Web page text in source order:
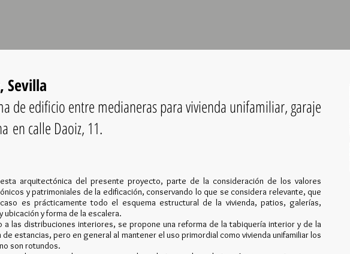
Sevilla
de edificio entre medianeras para vivienda unifamiliar, garaje
en calle Daoiz, 11.
arquitectónica del presente proyecto, parte de la consideración de los valores
y patrimoniales de la edificación, conservando lo que se considera relevante, que
es prácticamente todo el esquema estructural de la vivienda, patios, galerías,
ubicación y forma de la escalera.
a las distribuciones interiores, se propone una reforma de la tabiquería interior y de la
de estancias, pero en general al mantener el uso primordial como vivienda unifamiliar los
son rotundos.